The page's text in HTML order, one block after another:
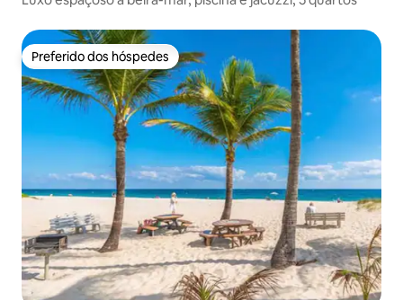
Preferido dos hóspedes
Preferido dos hóspedes